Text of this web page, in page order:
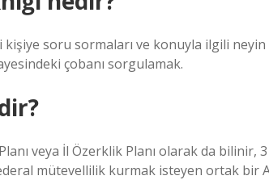
kişiye soru sormaları ve konuyla ilgili
çobanı sorgulamak.
veya İl Özerklik Planı olarak da bilinir,
mütevellilik kurmak isteyen ortak bir